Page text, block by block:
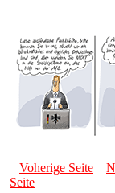
Voherige Seite
Seite